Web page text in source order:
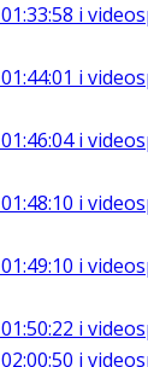
01:33:58 i
01:44:01 i
01:46:04i
01:48:10 i
01:49:10 i
01:50:22 i
02:00:50 i